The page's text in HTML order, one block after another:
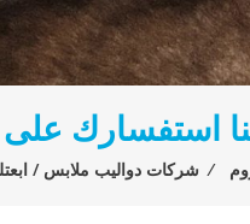
استفسارك
⁄ شركات دواليب ملابس /